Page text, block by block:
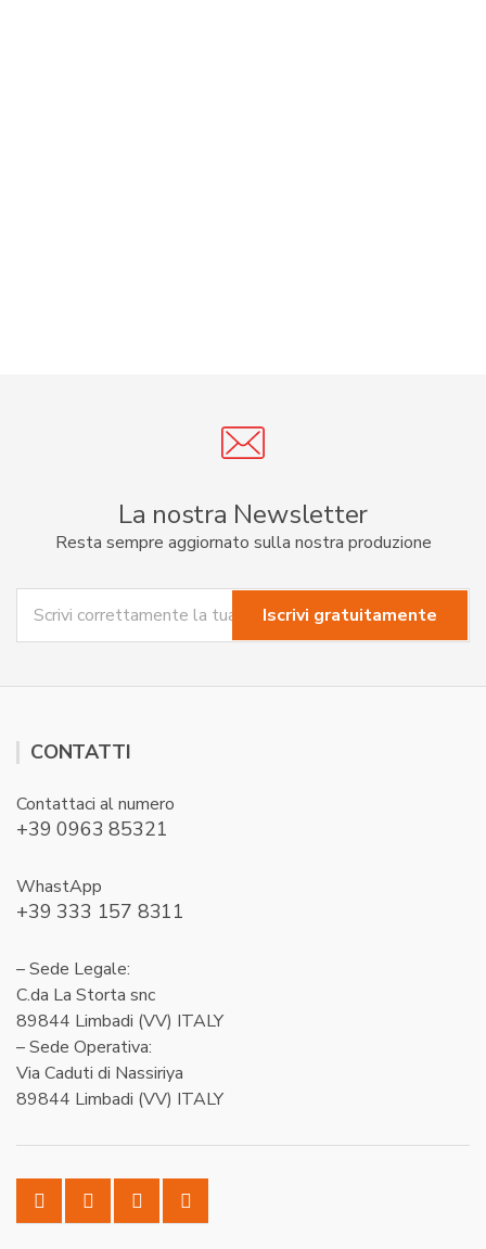
La nostra Newsletter
Resta sempre aggiornato sulla nostra produzione
CONTATTI
Contattaci al numero
+39 0963 85321
WhastApp
+39 333 157 8311
– Sede Legale:
C.da La Storta snc
89844 Limbadi (VV) ITALY
– Sede Operativa:
Via Caduti di Nassiriya
89844 Limbadi (VV) ITALY